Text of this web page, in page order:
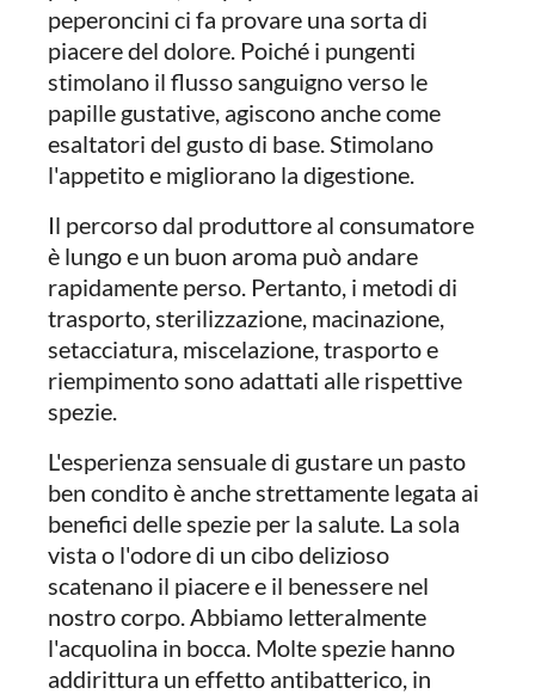
peperoncini ci fa provare una sorta di
piacere del dolore. Poiché i pungenti
stimolano il flusso sanguigno verso le
papille gustative, agiscono anche come
esaltatori del gusto di base. Stimolano
l'appetito e migliorano la digestione.
Il percorso dal produttore al consumatore
è lungo e un buon aroma può andare
rapidamente perso. Pertanto, i metodi di
trasporto, sterilizzazione, macinazione,
setacciatura, miscelazione, trasporto e
riempimento sono adattati alle rispettive
spezie.
L'esperienza sensuale di gustare un pasto
ben condito è anche strettamente legata ai
benefici delle spezie per la salute. La sola
vista o l'odore di un cibo delizioso
scatenano il piacere e il benessere nel
nostro corpo. Abbiamo letteralmente
l'acquolina in bocca. Molte spezie hanno
addirittura un effetto antibatterico, in